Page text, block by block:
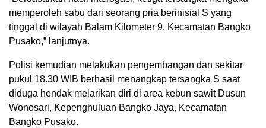
memperoleh sabu dari seorang pria berinisial S yang
tinggal di wilayah Balam Kilometer 9, Kecamatan Bangko
Pusako,” lanjutnya.
Polisi kemudian melakukan pengembangan dan sekitar
pukul 18.30 WIB berhasil menangkap tersangka S saat
diduga hendak melarikan diri di area kebun sawit Dusun
Wonosari, Kepenghuluan Bangko Jaya, Kecamatan
Bangko Pusako.